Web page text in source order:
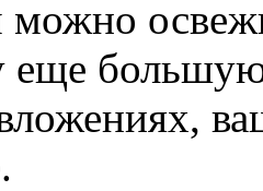
можно
еще